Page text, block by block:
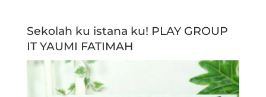
Sekolah ku istana ku! PLAY GROUP
IT YAUMI FATIMAH